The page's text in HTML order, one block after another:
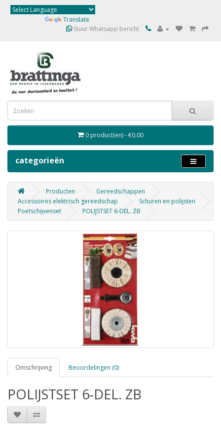
Translate
Stuur Whatsapp bericht
0 product(en) - €0,00
categorieën
Producten
Gereedschappen
Accessoires elektrisch gereedschap
Schuren en polijsten
Poetschijvenset
POLIJSTSET 6-DEL. ZB
Omschrijving Beoordelingen (0)
POLIJSTSET 6-DEL. ZB